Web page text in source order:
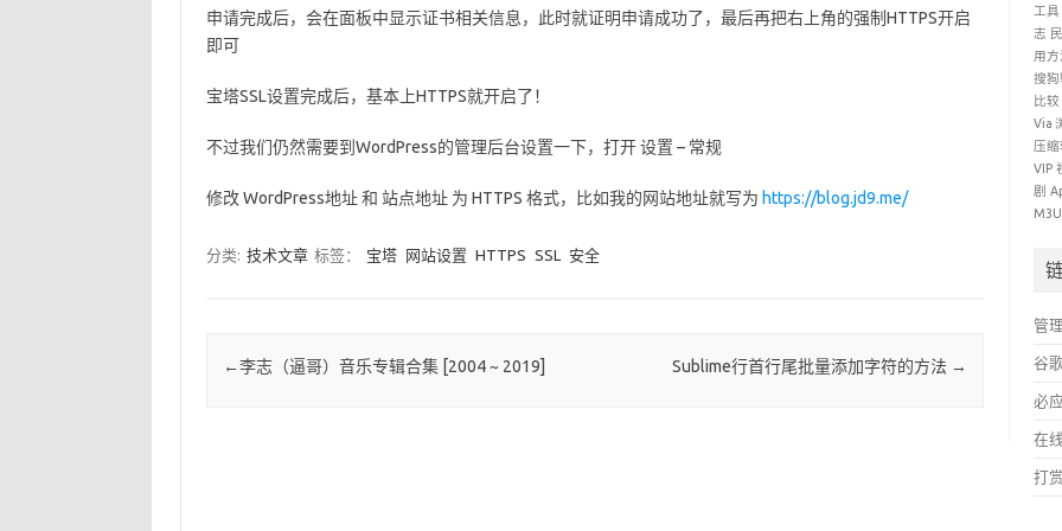
申请完成后，会在面板中显示证书相关信息，此时就证明申请成功了，最后再把右上角的强制HTTPS开启
即可
宝塔SSL设置完成后，基本上HTTPS就开启了！
不过我们仍然需要到WordPress的管理后台设置一下，打开 设置 – 常规
修改 WordPress地址 和 站点地址 为 HTTPS 格式，比如我的网站地址就写为 https://blog.jd9.me/
分类: 技术文章 标签： 宝塔 网站设置 HTTPS SSL 安全
Post navigation
←李志（逼哥）音乐专辑合集 [2004 ~ 2019] Sublime行首行尾批量添加字符的方法 →
工具
志
用
搜
比较
Via
压
VIP
剧
M3U
管
谷
必
在
打